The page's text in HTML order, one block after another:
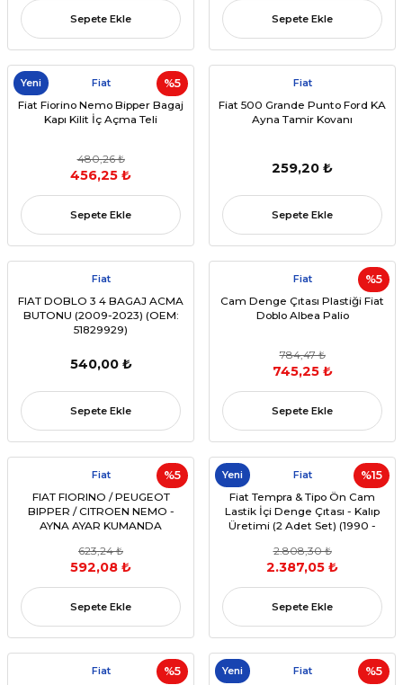
Sepete Ekle Sepete Ekle
%5
Yeni Fiat
Fiat Fiorino Nemo Bipper Bagaj
Kapı Kilit İç Açma Teli
480,26 ₺
456,25 ₺
Sepete Ekle
Fiat
Fiat 500 Grande Punto Ford KA
Ayna Tamir Kovanı
259,20 ₺
Sepete Ekle
Fiat
FIAT DOBLO 3 4 BAGAJ ACMA
BUTONU (2009-2023) (OEM:
51829929)
540,00 ₺
Sepete Ekle
%5
Fiat
Cam Denge Çıtası Plastiği Fiat
Doblo Albea Palio
784,47 ₺
745,25 ₺
Sepete Ekle
%5
Fiat
FIAT FIORINO / PEUGEOT
BIPPER / CITROEN NEMO -
AYNA AYAR KUMANDA
UYUMLU)
623,24 ₺
592,08 ₺
Sepete Ekle
%15
Yeni Fiat
Fiat Tempra & Tipo Ön Cam
Lastik İçi Denge Çıtası - Kalıp
Üretimi (2 Adet Set) (1990 -
46408943, 46408944 )
2.808,30 ₺
2.387,05 ₺
Sepete Ekle
%5
Fiat %5
Yeni Fiat